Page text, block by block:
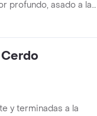
profundo, asado a la
disfrutan la carne
y terminadas a la